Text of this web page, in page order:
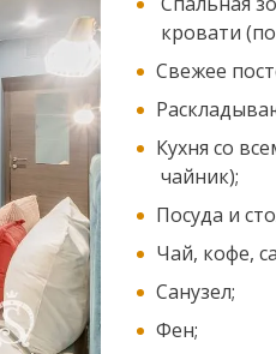
кровати
Свежее
Кухня со
чайник);
Посуда и
Чай, кофе,
Санузел;
Фен;